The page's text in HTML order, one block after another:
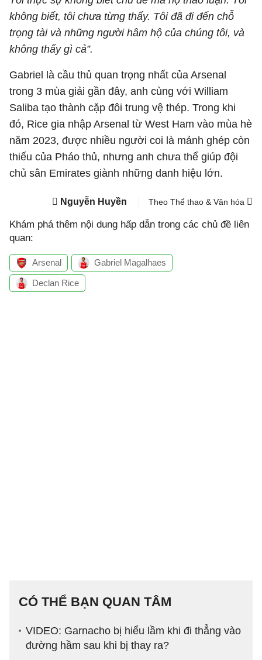
không biết, tôi chưa từng thấy. Tôi đã đi đến chỗ
trọng tài và những người hâm hộ của chúng tôi, và
không thấy gì cả”.
Gabriel là cầu thủ quan trọng nhất của Arsenal
trong 3 mùa giải gần đây, anh cùng với William
Saliba tạo thành cặp đôi trung vệ thép. Trong khi
đó, Rice gia nhập Arsenal từ West Ham vào mùa hè
năm 2023, được nhiều người coi là mảnh ghép còn
thiếu của Pháo thủ, nhưng anh chưa thể giúp đội
chủ sân Emirates giành những danh hiệu lớn.
Nguyễn Huyền Theo Thể thao & Văn hóa
Khám phá thêm nội dung hấp dẫn trong các chủ đề liên
quan:
Arsenal Gabriel Magalhaes
Declan Rice
CÓ THỂ BẠN QUAN TÂM
VIDEO: Garnacho bị hiểu lầm khi đi thẳng vào
đường hầm sau khi bị thay ra?